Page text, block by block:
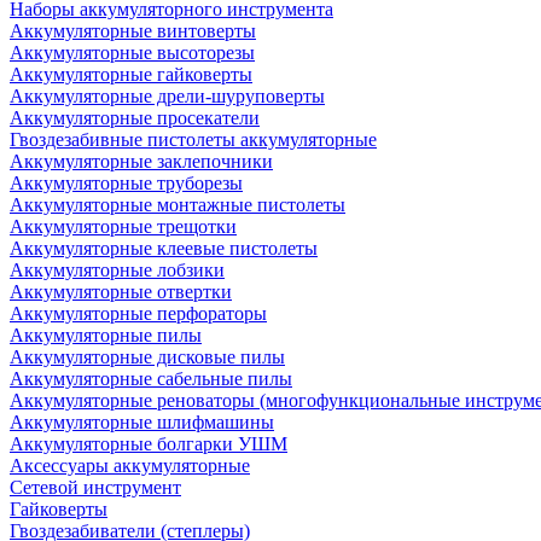
Наборы аккумуляторного инструмента
Аккумуляторные винтоверты
Аккумуляторные высоторезы
Аккумуляторные гайковерты
Аккумуляторные дрели-шуруповерты
Аккумуляторные просекатели
Гвоздезабивные пистолеты аккумуляторные
Аккумуляторные заклепочники
Аккумуляторные труборезы
Аккумуляторные монтажные пистолеты
Аккумуляторные трещотки
Аккумуляторные клеевые пистолеты
Аккумуляторные лобзики
Аккумуляторные отвертки
Аккумуляторные перфораторы
Аккумуляторные пилы
Аккумуляторные дисковые пилы
Аккумуляторные сабельные пилы
Аккумуляторные реноваторы (многофункциональные
Аккумуляторные шлифмашины
Аккумуляторные болгарки УШМ
Аксессуары аккумуляторные
Сетевой инструмент
Гайковерты
Гвоздезабиватели (степлеры)